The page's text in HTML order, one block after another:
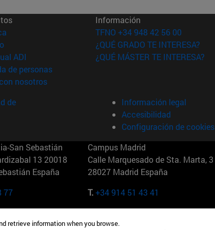
(abre en nueva ventana)
(abre en nueva ventana)
ADI (abre en nueva ventana)
de personas(abre en nueva ventana)
nosotros(abre en nueva ventana)
Información
TFNO +34 948 42 56 00
¿QUÉ GRADO TE INTERESA?
¿QUÉ MÁSTER TE INTERESA?
de
Información legal
Accesibilidad
Configuración de cookies
San Sebastián
13 20018
España
77
Campus Madrid
Calle Marquesado de Sta. Marta, 3
28027 Madrid España
T.+34 914 51 43 41
2201 Nueva York Maria-Theresia-Straße 15 81675
retrieve information when you browse.